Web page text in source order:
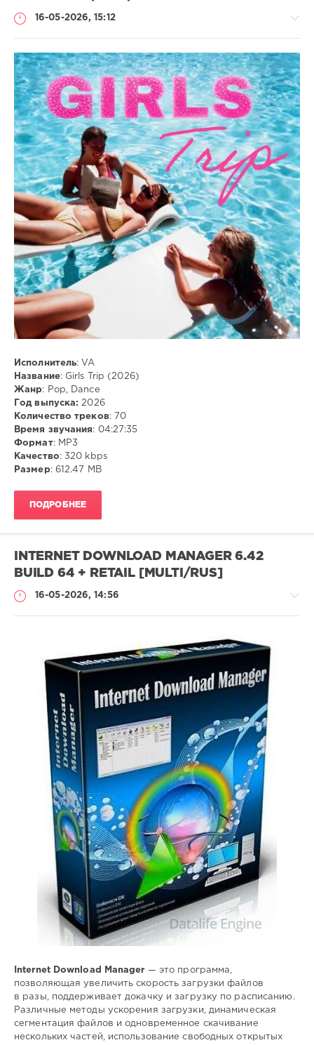
16-05-2026, 15:12
Музыка
ivashka
61
Pop,
Dance,
MP3
Исполнитель: VA
Название: Girls Trip (2026)
Жанр: Pop, Dance
Год выпуска: 2026
Количество треков: 70
Время звучания: 04:27:35
Формат: MP3
Качество: 320 kbps
Размер: 612.47 MB
ПОДРОБНЕЕ
INTERNET DOWNLOAD MANAGER 6.42
BUILD 64 + RETAIL [MULTI/RUS]
16-05-2026, 14:56
Софт
SamDel
49
download,
manager,
менеджер
закачек
Internet Download Manager — это программа,
позволяющая увеличить скорость загрузки файлов
в разы, поддерживает докачку и загрузку по расписанию.
Различные методы ускорения загрузки, динамическая
сегментация файлов и одновременное скачивание
нескольких частей, использование свободных открытых